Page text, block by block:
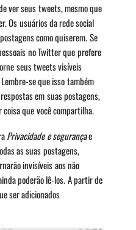
ver seus tweets, mesmo que
Os usuários da rede social
como quiserem. Se
no Twitter que prefere
seus tweets visíveis
se que isso também
em suas postagens,
que você compartilha.
Privacidade e segurançae
as suas postagens,
invisíveis aos não
poderão lê-los. A partir de
ser adicionados